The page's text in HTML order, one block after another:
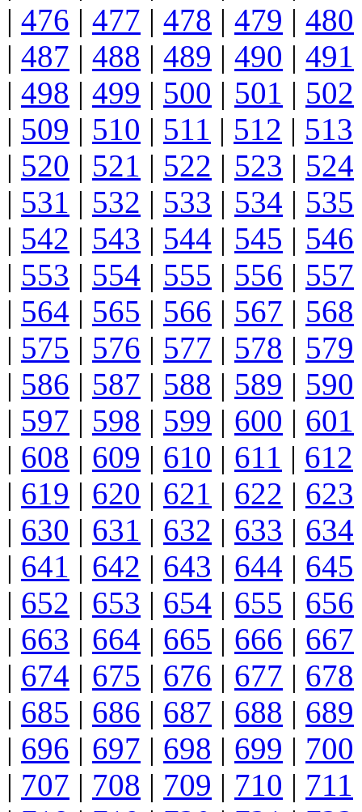
| 476 | 477 | 478 | 479 | 480
| 487 | 488 | 489 | 490 | 491
| 498 | 499 | 500 | 501 | 502
| 509 | 510 | 511 | 512 | 513
| 520 | 521 | 522 | 523 | 524
| 531 | 532 | 533 | 534 | 535
| 542 | 543 | 544 | 545 | 546
| 553 | 554 | 555 | 556 | 557
| 564 | 565 | 566 | 567 | 568
| 575 | 576 | 577 | 578 | 579
| 586 | 587 | 588 | 589 | 590
| 597 | 598 | 599 | 600 | 601
| 608 | 609 | 610 | 611 | 612
| 619 | 620 | 621 | 622 | 623
| 630 | 631 | 632 | 633 | 634
| 641 | 642 | 643 | 644 | 645
| 652 | 653 | 654 | 655 | 656
| 663 | 664 | 665 | 666 | 667
| 674 | 675 | 676 | 677 | 678
| 685 | 686 | 687 | 688 | 689
| 696 | 697 | 698 | 699 | 700
| 707 | 708 | 709 | 710 | 711